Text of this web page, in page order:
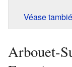
Véase
Arbouet-